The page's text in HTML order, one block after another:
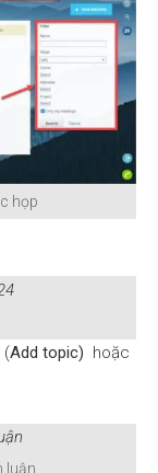
họp
(Add topic) hoặc
luận